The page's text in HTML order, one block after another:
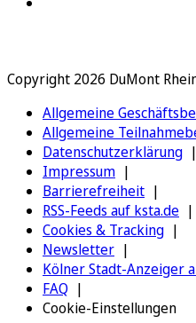
Copyright 2026 DuMont
Allgemeine
Allgemeine
Datenschutzerklärung
Impressum
Barrierefreiheit
RSS-Feeds auf ksta.de
Cookies & Tracking
Newsletter
Kölner Stadt-Anzeiger
FAQ
Cookie-Einstellungen